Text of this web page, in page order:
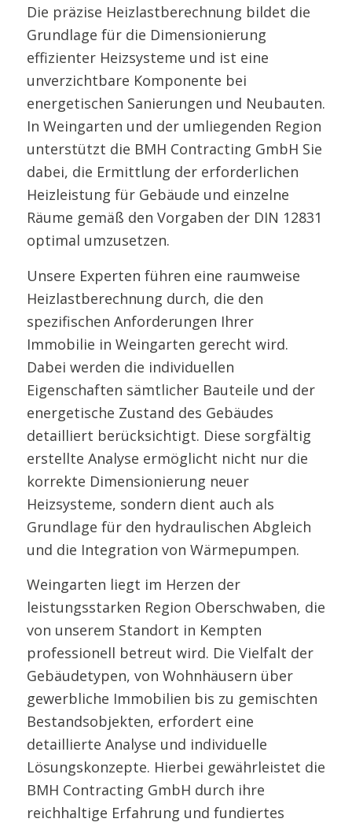
Die präzise Heizlastberechnung bildet die
Grundlage für die Dimensionierung
effizienter Heizsysteme und ist eine
unverzichtbare Komponente bei
energetischen Sanierungen und Neubauten.
In Weingarten und der umliegenden Region
unterstützt die BMH Contracting GmbH Sie
dabei, die Ermittlung der erforderlichen
Heizleistung für Gebäude und einzelne
Räume gemäß den Vorgaben der DIN 12831
optimal umzusetzen.
Unsere Experten führen eine raumweise
Heizlastberechnung durch, die den
spezifischen Anforderungen Ihrer
Immobilie in Weingarten gerecht wird.
Dabei werden die individuellen
Eigenschaften sämtlicher Bauteile und der
energetische Zustand des Gebäudes
detailliert berücksichtigt. Diese sorgfältig
erstellte Analyse ermöglicht nicht nur die
korrekte Dimensionierung neuer
Heizsysteme, sondern dient auch als
Grundlage für den hydraulischen Abgleich
und die Integration von Wärmepumpen.
Weingarten liegt im Herzen der
leistungsstarken Region Oberschwaben, die
von unserem Standort in Kempten
professionell betreut wird. Die Vielfalt der
Gebäudetypen, von Wohnhäusern über
gewerbliche Immobilien bis zu gemischten
Bestandsobjekten, erfordert eine
detaillierte Analyse und individuelle
Lösungskonzepte. Hierbei gewährleistet die
BMH Contracting GmbH durch ihre
reichhaltige Erfahrung und fundiertes